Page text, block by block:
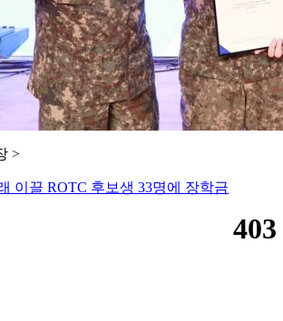
>
이끌 ROTC 후보생 33명에 장학금